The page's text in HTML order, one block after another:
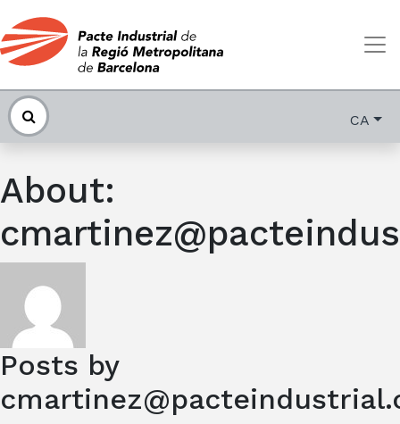
CA
About:
Posts by